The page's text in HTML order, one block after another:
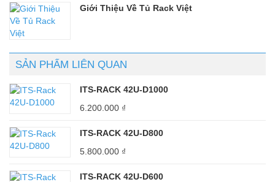
Giới Thiệu Về Tủ Rack Việt
SẢN PHẨM LIÊN QUAN
ITS-RACK 42U-D1000
6.200.000 ₫
ITS-RACK 42U-D800
5.800.000 ₫
ITS-RACK 42U-D600